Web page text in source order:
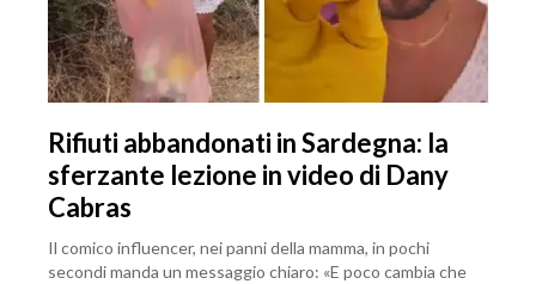
Rifiuti abbandonati in Sardegna: la
sferzante lezione in video di Dany
Cabras
Il comico influencer, nei panni della mamma, in pochi
secondi manda un messaggio chiaro: «E poco cambia che